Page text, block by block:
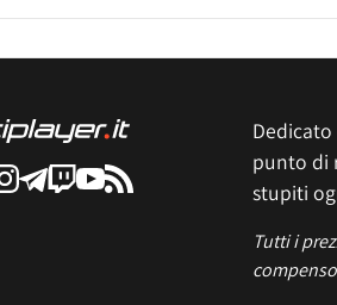
punto di
stupiti
Tutti i